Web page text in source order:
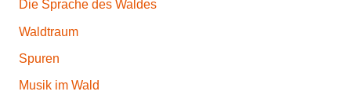
Die Sprache des Waldes
Waldtraum
Spuren
Musik im Wald